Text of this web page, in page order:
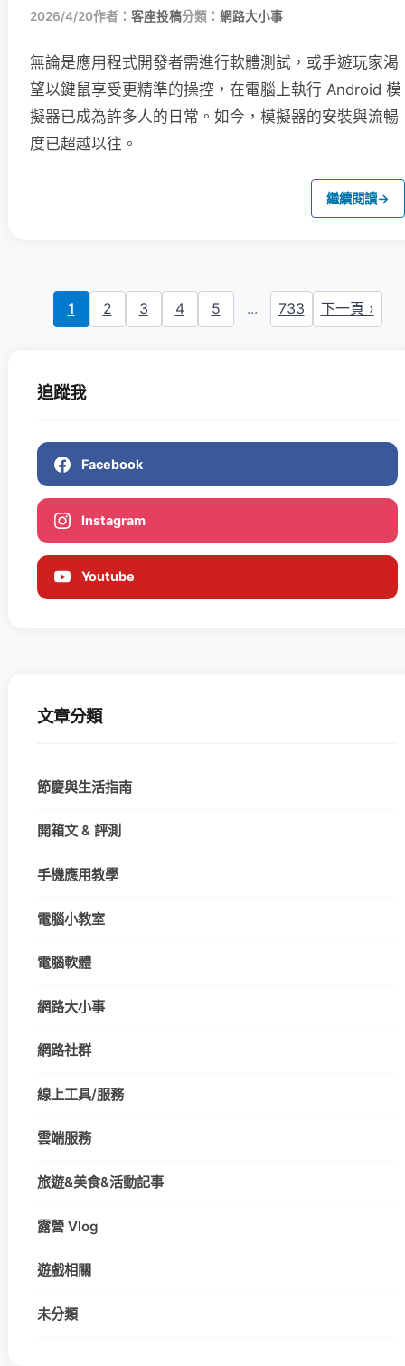
2026/4/20作者： 客座投稿分類： 網路大小事
無論是應用程式開發者需進行軟體測試，或手遊玩家渴
望以鍵鼠享受更精準的操控，在電腦上執行 Android 模
擬器已成為許多人的日常。如今，模擬器的安裝與流暢
度已超越以往。
繼續閱讀→
1 2 3 4 5 ... 733 下一頁 ›
追蹤我
Facebook
Instagram
Youtube
文章分類
節慶與生活指南
開箱文 & 評測
手機應用教學
電腦小教室
電腦軟體
網路大小事
網路社群
線上工具/服務
雲端服務
旅遊&美食&活動記事
露營 Vlog
遊戲相關
未分類